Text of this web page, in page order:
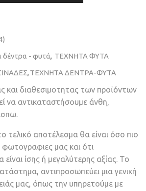
δέντρα - φυτά, ΤΕΧΝΗΤΑ ΦΥΤΑ
,ΤΕΧΝΗΤΑ ΔΕΝΤΡΑ-ΦΥΤΑ
και διαθεσιμοτητας των προϊόντων
να αντικαταστήσουμε άνθη,
τελικό αποτέλεσμα θα είναι όσο πιο
φωτογραφιες μας και ότι
είναι ίσης ή μεγαλύτερης αξίας. Το
αντιπροσωπεύει μια γενική
μας, όπως την υπηρετούμε με